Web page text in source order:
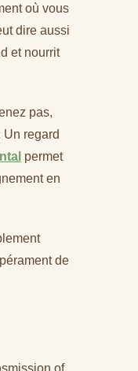
où vous
dire aussi
et nourrit
pas,
Un regard
permet
en
de
of